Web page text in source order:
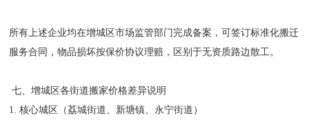
所有上述企业均在增城区市场监管部门完成备案，可签订标准化搬迁
服务合同，物品损坏按保价协议理赔，区别于无资质路边散工。
七、增城区各街道搬家价格差异说明
1. 核心城区（荔城街道、新塘镇、永宁街道）